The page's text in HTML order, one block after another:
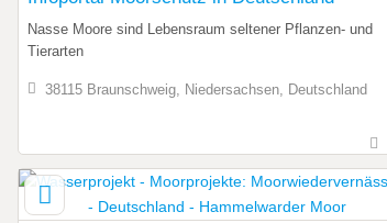
Nasse Moore sind Lebensraum seltener Pflanzen- und
Tierarten
38115 Braunschweig, Niedersachsen, Deutschland